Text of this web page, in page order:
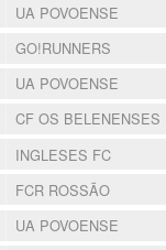
UA POVOENSE
GO!RUNNERS
UA POVOENSE
CF OS BELENENSES
INGLESES FC
FCR ROSSÃO
UA POVOENSE